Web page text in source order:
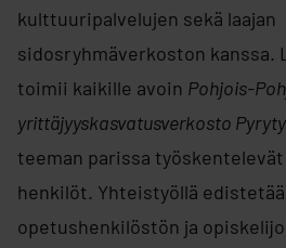
kulttuuripalvelujen sekä laajan
sidosryhmäverkoston kanssa.
toimii kaikille avoin Pohjois-
yrittäjyyskasvatusverkosto
teeman parissa
henkilöt. Yhteistyöllä
opetushenkilöstön ja